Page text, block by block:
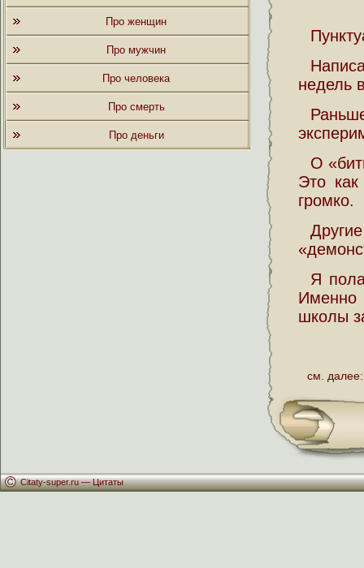
Про женщин
Про мужчин
Про человека
Про смерть
Про деньги
недель
О
Это
громко.
Я
Именно
школы
см. далее:
Citaty-super.ru —Цитаты